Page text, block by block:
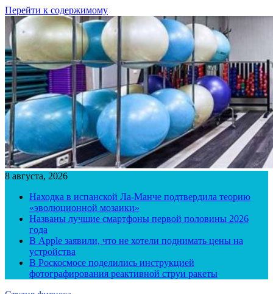
Перейти к содержимому
8 августа, 2026
Находка в испанской Ла-Манче подтвердила теорию
«эволюционной мозаики»
Названы лучшие смартфоны первой половины 2026
года
В Apple заявили, что не хотели поднимать цены на
устройства
В Роскосмосе поделились инструкцией
фотографирования реактивной струи ракеты